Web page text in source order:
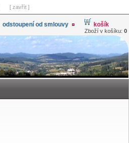
[ zavřít ]
odstoupení od smlouvy košík
Zboží v košíku: 0